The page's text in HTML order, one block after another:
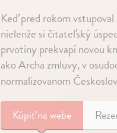
Keď pred rokom
nielenže si čitateľský
prvotiny prekvapí novou
ako Archa zmluvy, v
normalizovanom
Kúpiťna webe